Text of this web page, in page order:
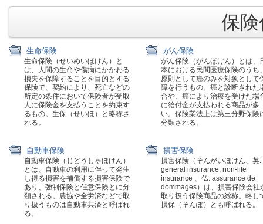
保
生命保険
生命保険（せいめいほけん）と
は、人間の生命や傷病にかかわる
損失を保障することを目的とする
保険で、契約により、死亡などの
所定の条件において保険者が受取
人に保険金を支払うことを約束す
るもの。生保（せいほ）と略称さ
れる。
がん保険
がん保険（がんほけん）とは、
本における民間医療保険のうち
原則として癌のみを対象として
障を行うもの。癌と診断された
合や、癌により治療を受けた場
に給付金が支払われる商品が多
い。保険業法上は第三分野保険
分類される。
自動車保険
自動車保険（じどうしゃほけん）
とは、自動車の利用に伴って発生
し得る損害を補償する損害保険で
あり、強制保険と任意保険とに分
類される。農協や全労済などで取
り扱うものは自動車共済と呼ばれ
る。
損害保険
損害保険（そんがいほけん、英:
general insurance, non-life
insurance 、仏: assurance de
dommages）は、損害保険会社
取り扱う保険商品の総称。略し
損保（そんぽ）とも呼ばれる。